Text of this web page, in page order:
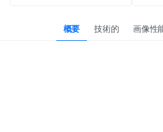
概要 技術的 画像性